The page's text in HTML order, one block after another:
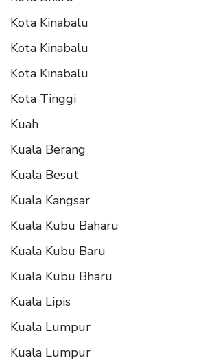
Kota Kinabalu
Kota Kinabalu
Kota Kinabalu
Kota Tinggi
Kuah
Kuala Berang
Kuala Besut
Kuala Kangsar
Kuala Kubu Baharu
Kuala Kubu Baru
Kuala Kubu Bharu
Kuala Lipis
Kuala Lumpur
Kuala Lumpur